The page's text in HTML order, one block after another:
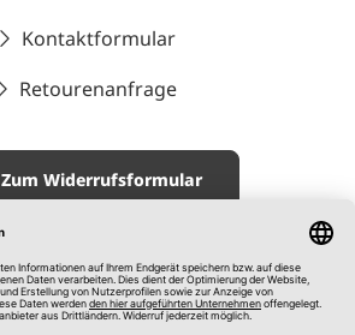
Kontaktformular
Retourenanfrage
Zum Widerrufsformular
Impressum
AGB